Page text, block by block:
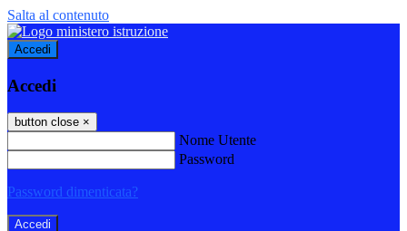
Salta al contenuto
Accedi
Accedi
button close ×
Nome Utente
Password
Password dimenticata?